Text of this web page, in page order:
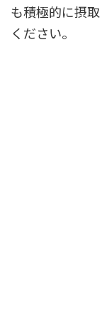
も積極的に摂
ください。